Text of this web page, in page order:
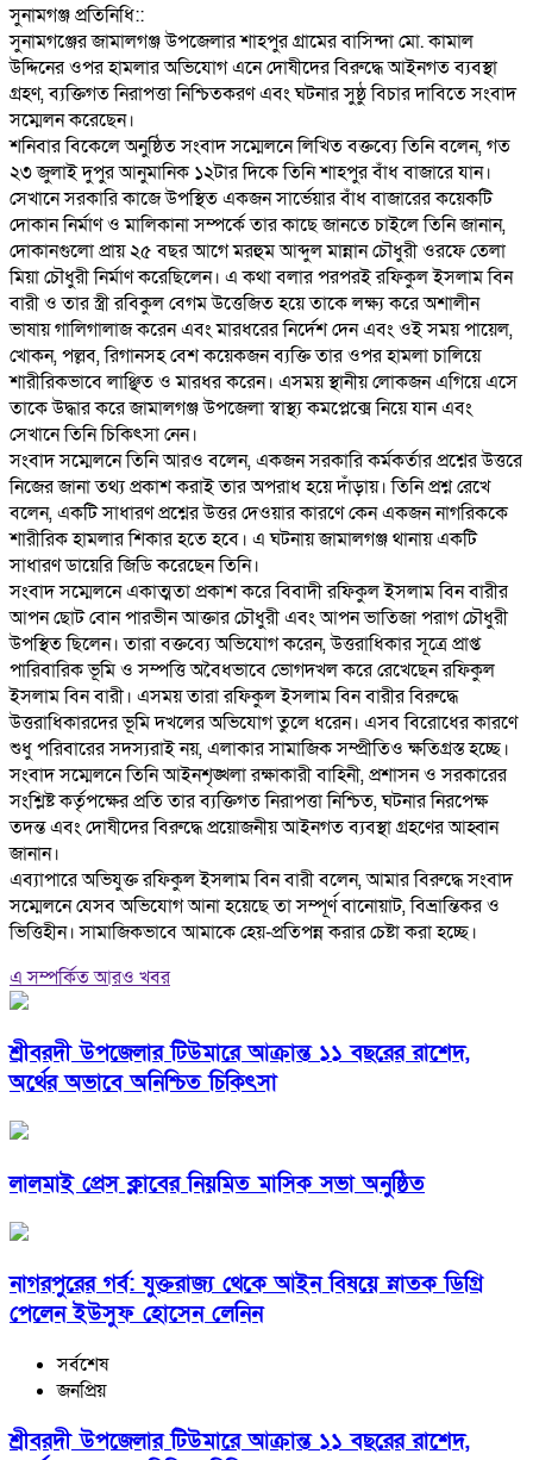
‎সুনামগঞ্জ প্রতিনিধি::
‎সুনামগঞ্জের জামালগঞ্জ উপজেলার শাহপুর গ্রামের বাসিন্দা মো. কামাল
উদ্দিনের ওপর হামলার অভিযোগ এনে দোষীদের বিরুদ্ধে আইনগত ব্যবস্থা
গ্রহণ, ব্যক্তিগত নিরাপত্তা নিশ্চিতকরণ এবং ঘটনার সুষ্ঠু বিচার দাবিতে সংবাদ
সম্মেলন করেছেন।
‎শনিবার বিকেলে অনুষ্ঠিত সংবাদ সম্মেলনে লিখিত বক্তব্যে তিনি বলেন, গত
২৩ জুলাই দুপুর আনুমানিক ১২টার দিকে তিনি শাহপুর বাঁধ বাজারে যান।
সেখানে সরকারি কাজে উপস্থিত একজন সার্ভেয়ার বাঁধ বাজারের কয়েকটি
দোকান নির্মাণ ও মালিকানা সম্পর্কে তার কাছে জানতে চাইলে তিনি জানান,
দোকানগুলো প্রায় ২৫ বছর আগে মরহুম আব্দুল মান্নান চৌধুরী ওরফে তেলা
মিয়া চৌধুরী নির্মাণ করেছিলেন। এ কথা বলার পরপরই রফিকুল ইসলাম বিন
বারী ও তার স্ত্রী রবিকুল বেগম উত্তেজিত হয়ে তাকে লক্ষ্য করে অশালীন
ভাষায় গালিগালাজ করেন এবং মারধরের নির্দেশ দেন এবং ওই সময় পায়েল,
খোকন, পল্লব, রিগানসহ বেশ কয়েকজন ব্যক্তি তার ওপর হামলা চালিয়ে
শারীরিকভাবে লাঞ্ছিত ও মারধর করেন। এসময় স্থানীয় লোকজন এগিয়ে এসে
তাকে উদ্ধার করে জামালগঞ্জ উপজেলা স্বাস্থ্য কমপ্লেক্সে নিয়ে যান এবং
সেখানে তিনি চিকিৎসা নেন।
‎সংবাদ সম্মেলনে তিনি আরও বলেন, একজন সরকারি কর্মকর্তার প্রশ্নের উত্তরে
নিজের জানা তথ্য প্রকাশ করাই তার অপরাধ হয়ে দাঁড়ায়। তিনি প্রশ্ন রেখে
বলেন, একটি সাধারণ প্রশ্নের উত্তর দেওয়ার কারণে কেন একজন নাগরিককে
শারীরিক হামলার শিকার হতে হবে। এ ঘটনায় জামালগঞ্জ থানায় একটি
সাধারণ ডায়েরি জিডি করেছেন তিনি।
‎সংবাদ সম্মেলনে একাত্মতা প্রকাশ করে বিবাদী রফিকুল ইসলাম বিন বারীর
আপন ছোট বোন পারভীন আক্তার চৌধুরী এবং আপন ভাতিজা পরাগ চৌধুরী
উপস্থিত ছিলেন। তারা বক্তব্যে অভিযোগ করেন, উত্তরাধিকার সূত্রে প্রাপ্ত
পারিবারিক ভূমি ও সম্পত্তি অবৈধভাবে ভোগদখল করে রেখেছেন রফিকুল
ইসলাম বিন বারী। এসময় তারা রফিকুল ইসলাম বিন বারীর বিরুদ্ধে
উত্তরাধিকারদের ভূমি দখলের অভিযোগ তুলে ধরেন। এসব বিরোধের কারণে
শুধু পরিবারের সদস্যরাই নয়, এলাকার সামাজিক সম্প্রীতিও ক্ষতিগ্রস্ত হচ্ছে।
‎সংবাদ সম্মেলনে তিনি আইনশৃঙ্খলা রক্ষাকারী বাহিনী, প্রশাসন ও সরকারের
সংশ্লিষ্ট কর্তৃপক্ষের প্রতি তার ব্যক্তিগত নিরাপত্তা নিশ্চিত, ঘটনার নিরপেক্ষ
তদন্ত এবং দোষীদের বিরুদ্ধে প্রয়োজনীয় আইনগত ব্যবস্থা গ্রহণের আহ্বান
জানান।
‎এব্যাপারে অভিযুক্ত রফিকুল ইসলাম বিন বারী বলেন, আমার বিরুদ্ধে সংবাদ
সম্মেলনে যেসব অভিযোগ আনা হয়েছে তা সম্পূর্ণ বানোয়াট, বিভ্রান্তিকর ও
ভিত্তিহীন। সামাজিকভাবে আমাকে হেয়-প্রতিপন্ন করার চেষ্টা করা হচ্ছে।
এ সম্পর্কিত আরও খবর
শ্রীবরদী উপজেলার টিউমারে আক্রান্ত ১১ বছরের রাশেদ,
অর্থের অভাবে অনিশ্চিত চিকিৎসা
লালমাই প্রেস ক্লাবের নিয়মিত মাসিক সভা অনুষ্ঠিত
নাগরপুরের গর্ব: যুক্তরাজ্য থেকে আইন বিষয়ে স্নাতক ডিগ্রি
পেলেন ইউসুফ হোসেন লেনিন
সর্বশেষ
জনপ্রিয়
শ্রীবরদী উপজেলার টিউমারে আক্রান্ত ১১ বছরের রাশেদ,